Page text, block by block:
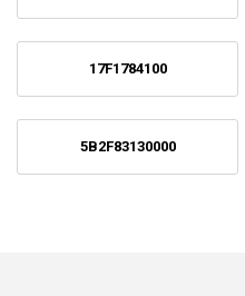
17F1784100
5B2F83130000